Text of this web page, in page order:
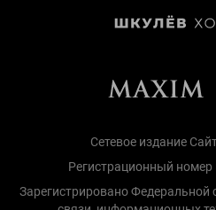
Сетевое издание
Регистрационный
Зарегистрировано Федеральной